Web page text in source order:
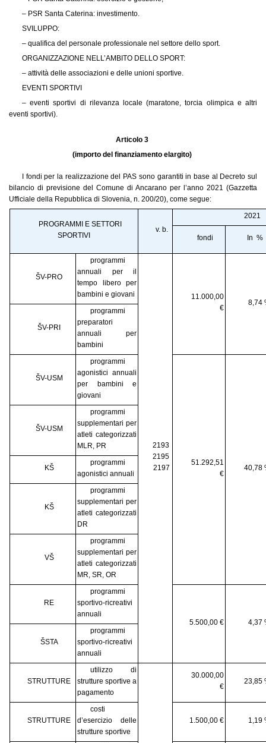
– PSR Santa Caterina: investimento.
SVILUPPO:
– qualifica del personale professionale nel settore dello sport.
ORGANIZZAZIONE NELL’AMBITO DELLO SPORT:
– attività delle associazioni e delle unioni sportive.
EVENTI SPORTIVI
– eventi sportivi di rilevanza locale (maratone, torcia olimpica e altri
eventi sportivi).
Articolo 3
(importo del finanziamento elargito)
I fondi per la realizzazione del PAS sono garantiti in base al Decreto sul
bilancio di previsione del Comune di Ancarano per l’anno 2021 (Gazzetta
Ufficiale della Repubblica di Slovenia, n. 200/20), come segue:
PROGRAMMI E SETTORI
SPORTIVI
v. b.
2021
fondi In %
ŠV-PRO
programmi
annuali per il
tempo libero per
bambini e giovani
2193
2195
2197
11.000,00
€
8,74
ŠV-PRI
programmi
preparatori
annuali per
bambini
ŠV-USM
programmi
agonistici annuali
per bambini e
giovani
51.292,51
€
40,78
ŠV-USM
programmi
supplementari per
atleti categorizzati
MLR, PR
KŠ
programmi
agonistici annuali
KŠ
programmi
supplementari per
atleti categorizzati
DR
VŠ
programmi
supplementari per
atleti categorizzati
MR, SR, OR
RE
programmi
sportivo-ricreativi
annuali
5.500,00 €
4,37
ŠSTA
programmi
sportivo-ricreativi
annuali
STRUTTURE
utilizzo di
strutture sportive a
pagamento
30.000,00
€
23,85
STRUTTURE
costi
d’esercizio delle
strutture sportive
1.500,00 € 1,19